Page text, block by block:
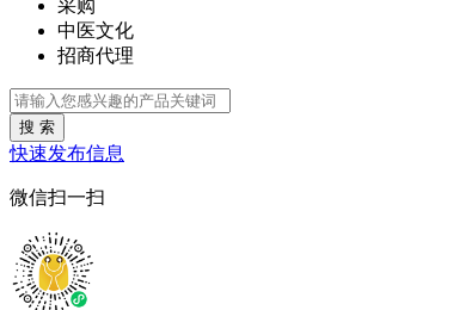
采购
中医文化
招商代理
搜 索
快速发布信息
微信扫一扫